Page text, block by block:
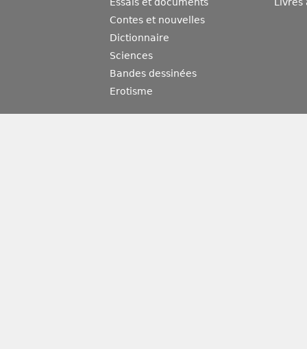
Essais et documents
Contes et nouvelles
Dictionnaire
Sciences
Bandes dessinées
Erotisme
Livres